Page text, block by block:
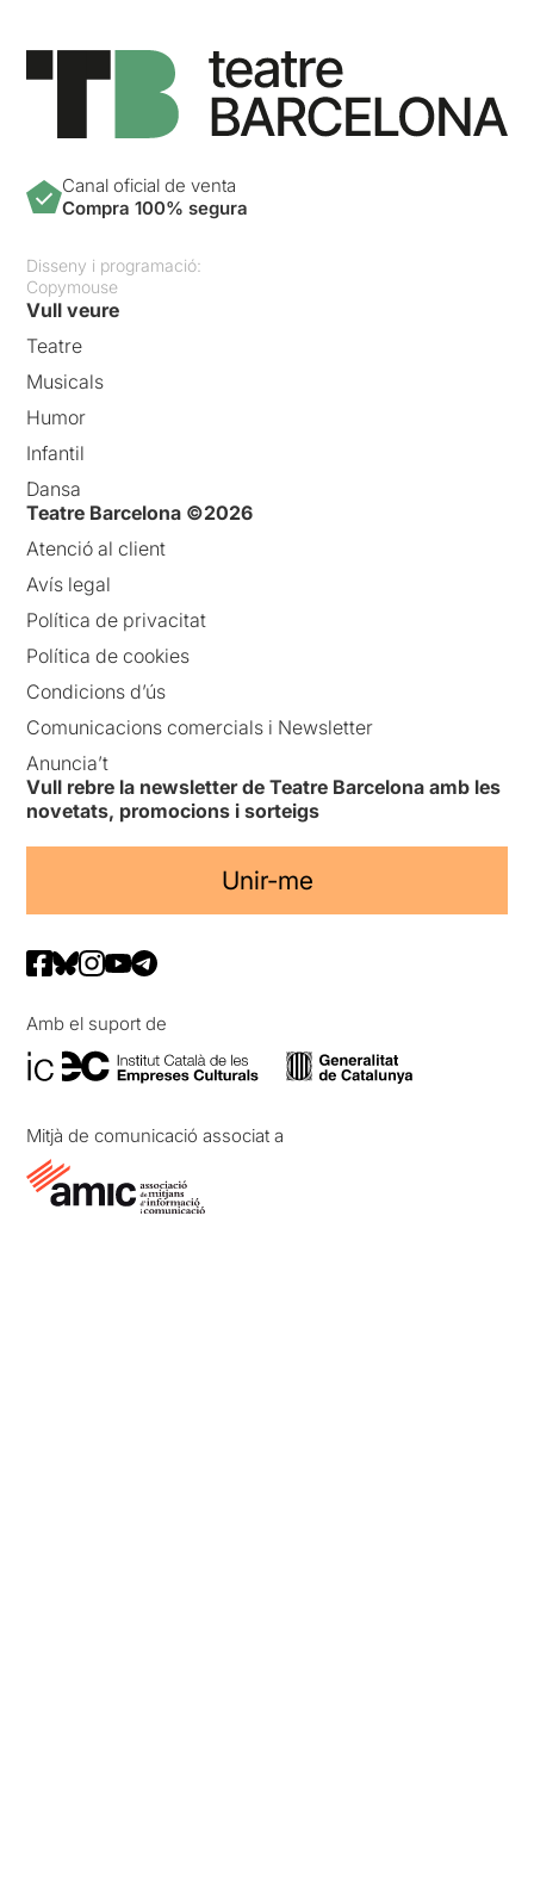
Canal oficial de venta
Compra 100% segura
Disseny i programació:
Copymouse
Vull veure
Teatre
Musicals
Humor
Infantil
Dansa
Teatre Barcelona ©2026
Atenció al client
Avís legal
Política de privacitat
Política de cookies
Condicions d’ús
Comunicacions comercials i Newsletter
Anuncia’t
Vull rebre la newsletter de Teatre Barcelona amb les
novetats, promocions i sorteigs
Unir-me
Amb el suport de
Mitjà de comunicació associat a